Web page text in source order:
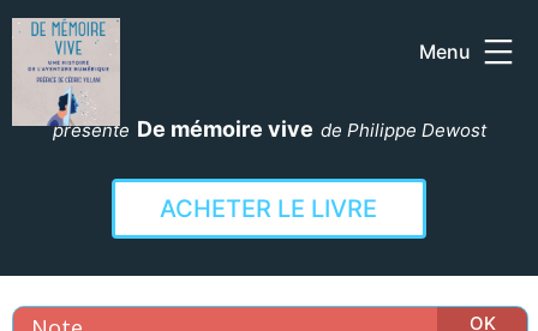
Aller
contenu
Menu
présente De mémoire vive de Philippe Dewost
ACHETER LE LIVRE